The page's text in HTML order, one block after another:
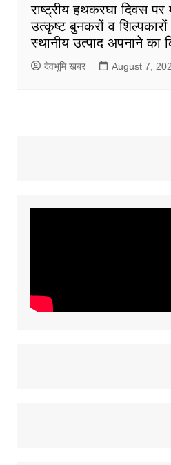
राष्ट्रीय हथकरघा दिवस पर
उत्कृष्ट बुनकरों व शिल्पकारों
स्थानीय उत्पाद अपनाने का
देवभूमि खबर August 7,